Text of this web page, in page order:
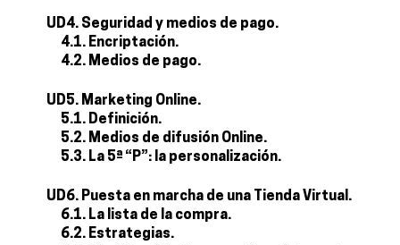
UD4. Seguridad y medios de pago.
4.1. Encriptación.
4.2. Medios de pago.
UD5. Marketing Online.
5.1. Definición.
5.2. Medios de difusión Online.
5.3. La 5ª “P”: la personalización.
UD6. Puesta en marcha de una Tienda Virtual.
6.1. La lista de la compra.
6.2. Estrategias.